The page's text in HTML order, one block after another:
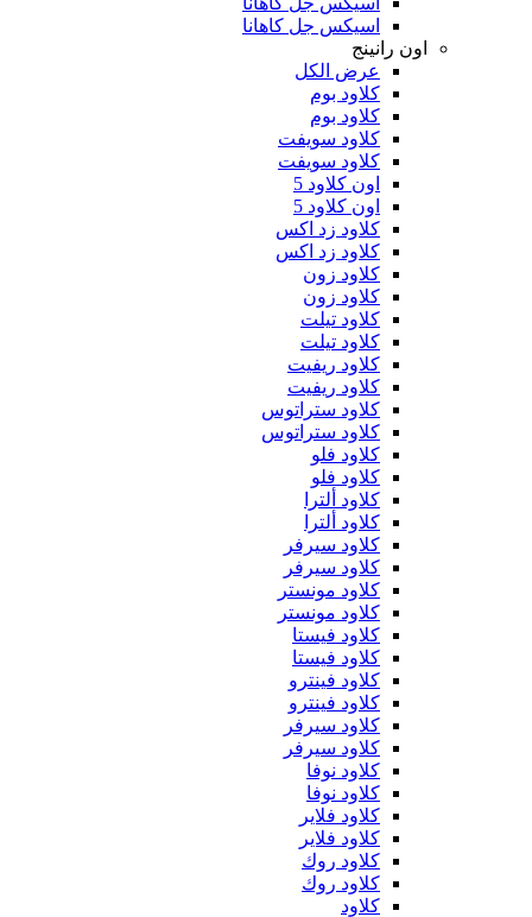
اسيكس جل كاهانا
اون رانينج
عرض الكل
كلاود بوم
كلاود بوم
كلاود سويفت
كلاود سويفت
اون كلاود 5
اون كلاود 5
كلاود زد اكس
كلاود زد اكس
كلاود زون
كلاود زون
كلاود تيلت
كلاود تيلت
كلاود ريفيت
كلاود ريفيت
كلاود ستراتوس
كلاود ستراتوس
كلاود فلو
كلاود فلو
كلاود ألترا
كلاود ألترا
كلاود سيرفر
كلاود سيرفر
كلاود مونستر
كلاود مونستر
كلاود فيستا
كلاود فيستا
كلاود فينترو
كلاود فينترو
كلاود سيرفر
كلاود سيرفر
كلاود نوفا
كلاود نوفا
كلاود فلاير
كلاود فلاير
كلاود روك
كلاود روك
كلاود